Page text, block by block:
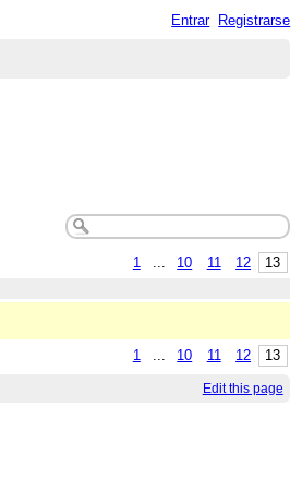
Entrar Registrarse
1 10 11 12 13
1 ... 10 11 12 13
Edit this page